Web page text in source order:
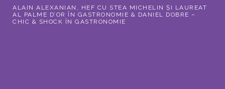
ALAIN ALEXANIAN, HEF CU STEA MICHELIN ȘI LAUREAT
AL PALME D’OR ÎN GASTRONOMIE & DANIEL DOBRE –
CHIC & SHOCK ÎN GASTRONOMIE